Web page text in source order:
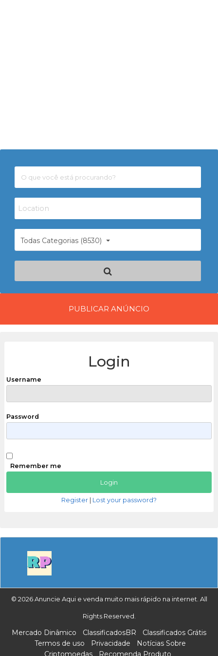
Todas Categorias (8530)
PUBLICAR ANÚNCIO
Login
Username
Password
Remember me
Register Lost your password?
© 2026 Anuncie Aqui e venda muito mais rápido na internet. All
Rights Reserved.
Mercado Dinâmico ClassificadosBR
Classificados Grátis
Termos de uso
Privacidade
Notícias Sobre
Criptomoedas
Recomenda Produto